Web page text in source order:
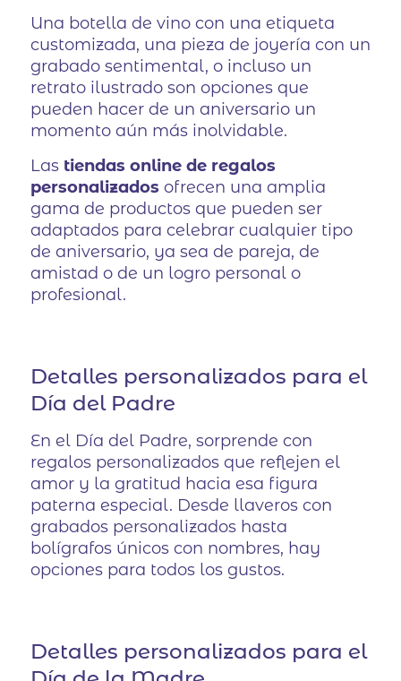
Una botella de vino con una etiqueta
customizada, una pieza de joyería con un
grabado sentimental, o incluso un
retrato ilustrado son opciones que
pueden hacer de un aniversario un
momento aún más inolvidable.
Las tiendas online de regalos
personalizados ofrecen una amplia
gama de productos que pueden ser
adaptados para celebrar cualquier tipo
de aniversario, ya sea de pareja, de
amistad o de un logro personal o
profesional.
Detalles personalizados para el
Día del Padre
En el Día del Padre, sorprende con
regalos personalizados que reflejen el
amor y la gratitud hacia esa figura
paterna especial. Desde llaveros con
grabados personalizados hasta
bolígrafos únicos con nombres, hay
opciones para todos los gustos.
Detalles personalizados para el